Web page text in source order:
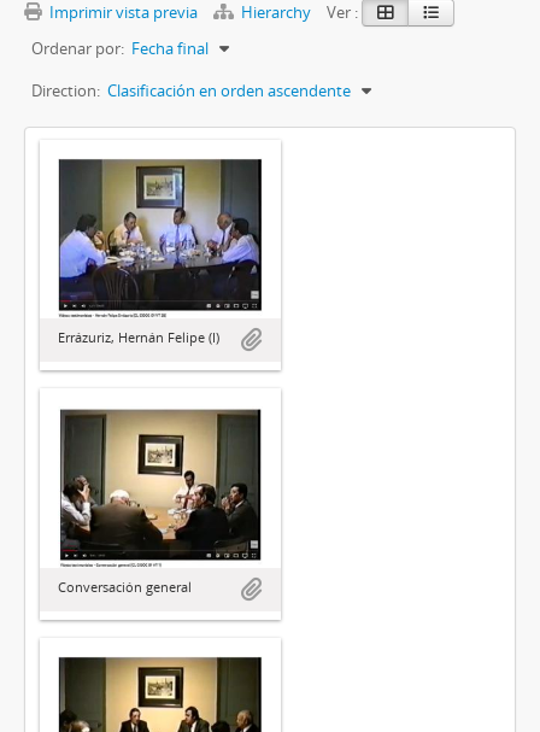
Imprimir vista previa Hierarchy
Ver :
Ordenar por: Fecha final
Direction: Clasificación en orden ascendente
Errázuriz, Hernán Felipe (I)
Conversación general